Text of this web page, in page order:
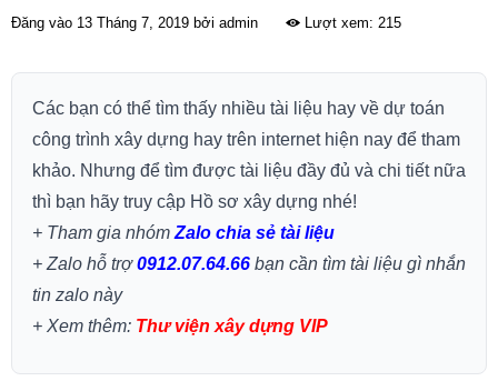
Đăng vào 13 Tháng 7, 2019 bởi admin Lượt xem: 215
Các bạn có thể tìm thấy nhiều tài liệu hay về dự toán
công trình xây dựng hay trên internet hiện nay để tham
khảo. Nhưng để tìm được tài liệu đầy đủ và chi tiết nữa
thì bạn hãy truy cập Hồ sơ xây dựng nhé!
+ Tham gia nhóm Zalo chia sẻ tài liệu
+ Zalo hỗ trợ0912.07.64.66bạn cần tìm tài liệu gì nhắn
tin zalo này
+ Xem thêm: Thư viện xây dựng VIP